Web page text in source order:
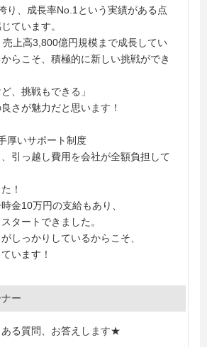
り、成長率No.1という実績がある点
ています。
上高3,800億円規模まで成長してい
らこそ、積極的に新しい挑戦ができ
、挑戦もできる」
さが魅力だと思います！
厚いサポート制度
引っ越し費用を会社が全額負担して
！
金10万円の支給もあり、
タートできました。
しっかりしているからこそ、
います！
ー
る質問、お答えします★